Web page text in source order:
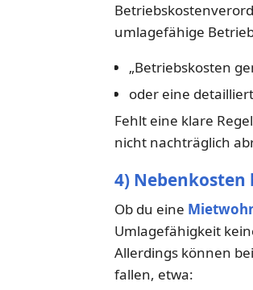
umlagefähige
„Betriebskosten
oder eine
Fehlt eine klare
nicht nachträglich
4) Nebenkosten
Ob du eine
Umlagefähigkeit
Allerdings können
fallen, etwa: